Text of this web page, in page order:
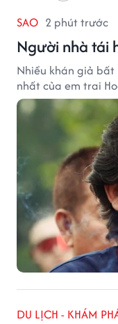
SAO 2 phút trước
Người nhà tái
Nhiều khán giả
nhất của em trai
DU LỊCH - KHÁM